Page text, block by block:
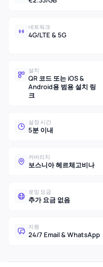
네트워크
4G/LTE & 5G
설치
QR 코드 또는 iOS &
Android용 범용 설치 링
크
설정 시간
5분 이내
커버리지
보스니아 헤르체고비나
로밍 요금
추가 요금 없음
지원
24/7 Email & WhatsApp